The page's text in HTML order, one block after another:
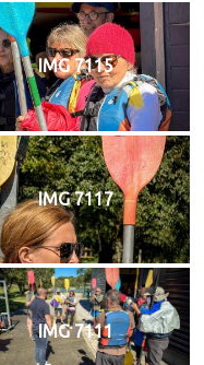
IMG 7115
IMG 7117
IMG 7111